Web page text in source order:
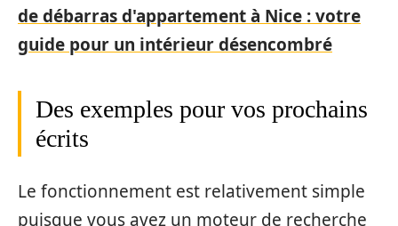
de débarras d'appartement à Nice : votre
guide pour un intérieur désencombré
Des exemples pour vos prochains
écrits
Le fonctionnement est relativement simple
puisque vous avez un moteur de recherche